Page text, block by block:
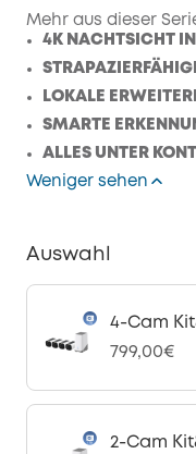
Mehr aus dieser
4K NACHTSICHT IN
LOKALE
SMARTE
ALLES UNTER
Weniger sehen
Auswahl
4-Cam
799,00€
2-Cam